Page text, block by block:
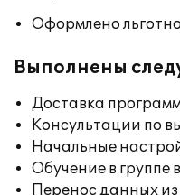
Оформлено
Выполнены
Доставка
Консультации по
Начальные
Обучение в группе
Перенос данных